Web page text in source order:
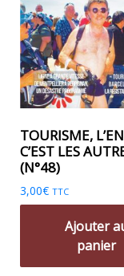
TOURISME,
C’EST LES
(N°48)
3,00€ TTC
Ajouter
panier